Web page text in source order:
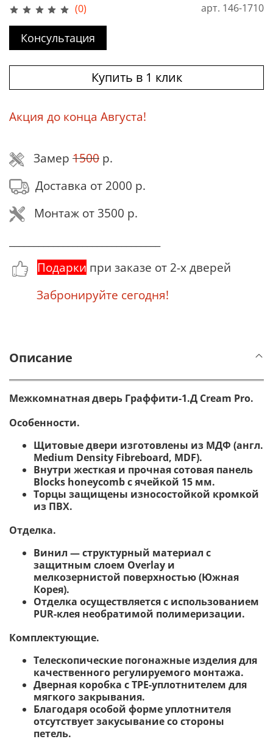
(0) арт. 146-1710
Консультация
Купить в 1 клик
Акция до конца Августа!
Замер 1500 р.
Доставка от 2000 р.
Монтаж от 3500 р.
Подарки при заказе от 2-х дверей
Забронируйте сегодня!
Описание
Межкомнатная дверь Граффити-1.Д Cream Pro.
Особенности.
Щитовые двери изготовлены из МДФ (англ.
Medium Density Fibreboard, MDF).
Внутри жесткая и прочная сотовая панель
Blocks honeycomb с ячейкой 15 мм.
Торцы защищены износостойкой кромкой
из ПВХ.
Отделка.
Винил — структурный материал с
защитным слоем Overlay и
мелкозернистой поверхностью (Южная
Корея).
Отделка осуществляется с использованием
PUR-клея необратимой полимеризации.
Комплектующие.
Телескопические погонажные изделия для
качественного регулируемого монтажа.
Дверная коробка с TPE-уплотнителем для
мягкого закрывания.
Благодаря особой форме уплотнителя
отсутствует закусывание со стороны
петель.